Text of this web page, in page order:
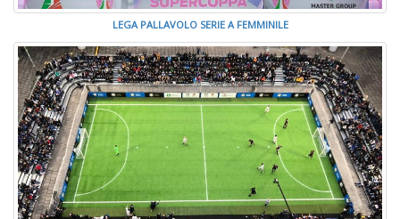
LEGA PALLAVOLO SERIE A FEMMINILE